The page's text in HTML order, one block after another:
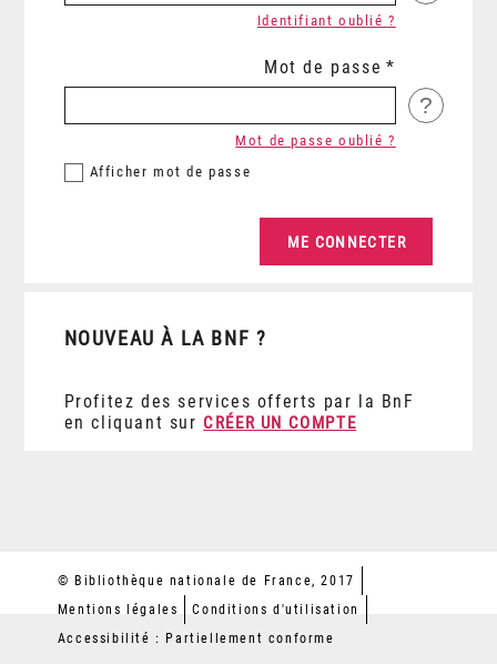
Identifiant oublié ?
Mot de passe
?
Afficher mot de passe
Mot de passe oublié ?
NOUVEAU À LA BNF ?
Profitez des services offerts par la BnF
en cliquant sur CRÉER UN COMPTE
© Bibliothèque nationale de France, 2017
Mentions légales
Conditions d'utilisation
Accessibilité : Partiellement conforme